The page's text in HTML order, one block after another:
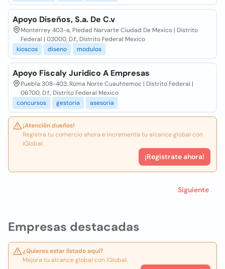
Empresas destacadas
¿Quieres estar listado aquí?
Mejora tu alcance global con iGlobal.
Apoyo Diseños, S.a. De C.v
Monterrey 403-a, Piedad Narvarte Ciudad De Mexico | Distrito
Federal | 03000, D.f., Distrito Federal Mexico
kioscos
diseno modulos
Apoyo Fiscaly Juridico A Empresas
Puebla 308-403, Roma Norte Cuauhtemoc | Distrito Federal |
06700, D.f., Distrito Federal Mexico
concursos
gestoria asesoria
¡Atención dueños!
Registra tu comercio ahora e incrementa tu alcance global con
iGlobal.
¡Registrate ahora!
Siguiente